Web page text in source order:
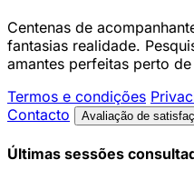
Centenas de
fantasias realidade.
amantes perfeitas perto
Termos e condições
Contacto
Avaliação de
Últimas sessões